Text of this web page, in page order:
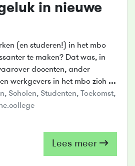
in nieuwe
(en studeren!) in het mbo
te maken? Dat was, in
docenten, ander
werkgevers in het mbo zich ...
, Scholen, Studenten, Toekomst,
Lees meer